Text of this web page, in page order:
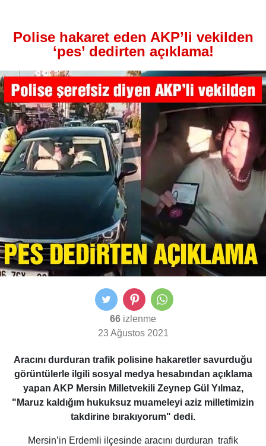
Polise hakaret eden AKP’li vekilden
‘pes’ dedirten açıklama!
66 izlenme
23 Ağustos 2021
Aracını durduran trafik polisine hakaretler savurduğu
görüntülerle ilgili sosyal medya hesabından açıklama
yapan AKP Mersin Milletvekili Zeynep Gül Yılmaz,
"Maruz kaldığım hukuksuz muameleyi aziz milletimizin
takdirine bırakıyorum" dedi.
Mersin’in Erdemli ilçesinde aracını durduran trafik